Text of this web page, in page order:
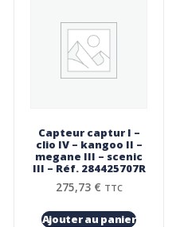
Capteur captur I –
clio IV – kangoo II –
megane III – scenic
III – Réf. 284425707R
275,73 € TTC
Ajouter au panier